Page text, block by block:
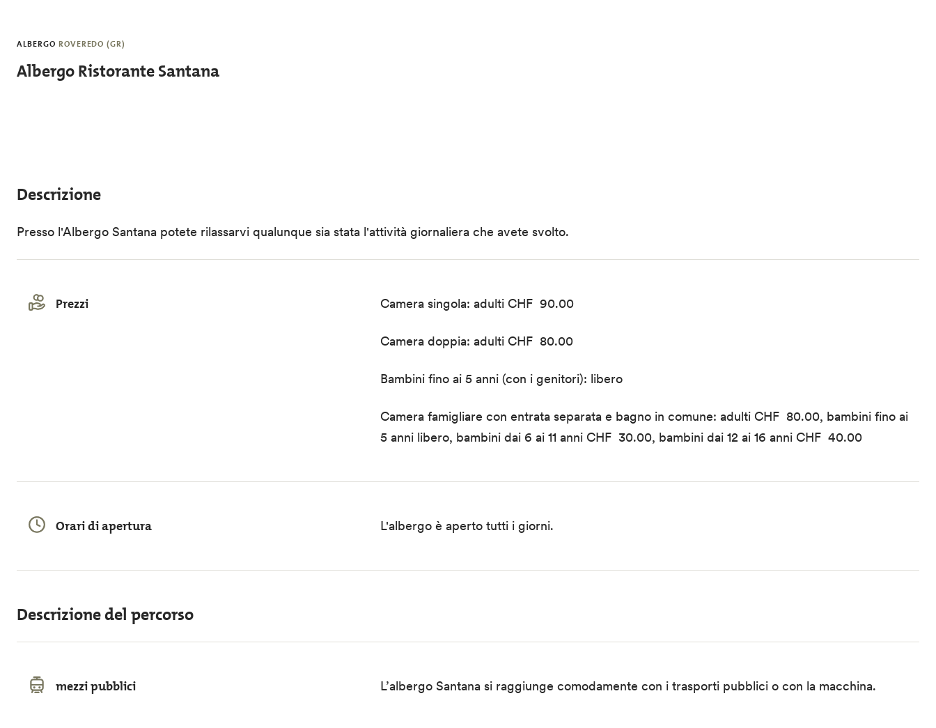
ALBERGO ROVEREDO (GR)
Albergo Ristorante Santana
Descrizione
Presso l'Albergo Santana potete rilassarvi qualunque sia stata l'attività giornaliera che avete svolto.
Prezzi Camera singola: adulti CHF 90.00
Camera doppia: adulti CHF 80.00
Bambini fino ai 5 anni (con i genitori): libero
Camera famigliare con entrata separata e bagno in comune: adulti CHF 80.00, bambini fino ai
5 anni libero, bambini dai 6 ai 11 anni CHF 30.00, bambini dai 12 ai 16 anni CHF 40.00
Orari di apertura L'albergo è aperto tutti i giorni.
Descrizione del percorso
mezzi pubblici L’albergo Santana si raggiunge comodamente con i trasporti pubblici o con la macchina.